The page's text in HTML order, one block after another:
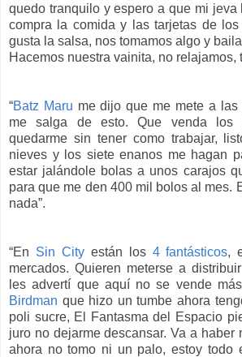
quedo tranquilo y espero a que mi jeva
compra la comida y las tarjetas de
gusta la salsa, nos tomamos algo y
Hacemos nuestra vainita, no relajamos,
“Batz Maru me dijo que me mete a las
me salga de esto. Que venda los
quedarme sin tener como trabajar,
nieves y los siete enanos me hagan
estar jalándole bolas a unos carajos
para que me den 400 mil bolos al mes.
nada”.
“En Sin City están los 4 fantásticos,
mercados. Quieren meterse a
les advertí que aquí no se vende
Birdman que hizo un tumbe ahora
poli sucre, El Fantasma del Espacio
juro no dejarme descansar. Va a haber
ahora no tomo ni un palo, estoy todo